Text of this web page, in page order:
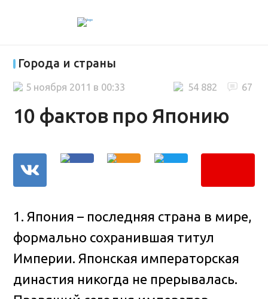
Города и страны
10 фактов про Японию
67
54 882
5 ноября 2011 в 00:33
1. Япония – последняя страна в мире,
формально сохранившая титул
Империи. Японская императорская
династия никогда не прерывалась.